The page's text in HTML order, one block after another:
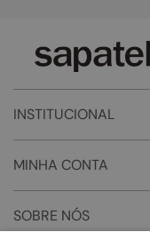
INSTITUCIONAL
MINHA CONTA
SOBRE NÓS